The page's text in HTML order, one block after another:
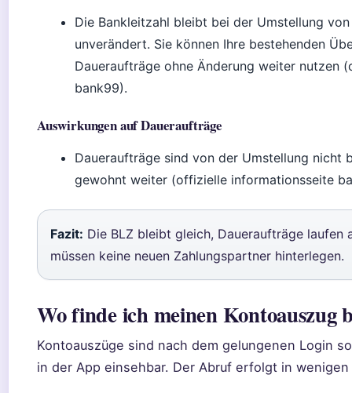
Die Bankleitzahl bleibt bei der Umstellung
unverändert. Sie können Ihre bestehenden
Daueraufträge ohne Änderung weiter nutzen
bank99).
Auswirkungen auf Daueraufträge
Daueraufträge sind von der Umstellung nicht
gewohnt weiter (offizielle informationsseite
Fazit: Die BLZ bleibt gleich, Daueraufträge laufen
müssen keine neuen Zahlungspartner hinterlegen.
Wo finde ich meinen Kontoauszug
Kontoauszüge sind nach dem gelungenen Login
in der App einsehbar. Der Abruf erfolgt in wenigen